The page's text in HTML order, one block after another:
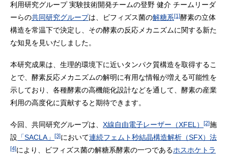
利用研究グループ 実験技術開発チームの登野 健介 チームリーダ
ーらの共同研究グループは、ビフィズス菌の解糖系[1]酵素の立体
構造を常温下で決定し、その酵素の反応メカニズムに関する新た
な知見を見いだしました。
本研究成果は、生理的環境下に近いタンパク質構造を取得するこ
とで、酵素反応メカニズムの解明に有用な情報が増える可能性を
示しており、各種酵素の高機能化設計などを通して、酵素の産業
利用の高度化に貢献すると期待できます。
今回、共同研究グループは、 X線自由電子レーザー（XFEL） [2]施
設 「SACLA」 [3]において連続フェムト秒結晶構造解析（SFX）法
[4]により、ビフィズス菌の解糖系酵素の一つであるホスホケトラ